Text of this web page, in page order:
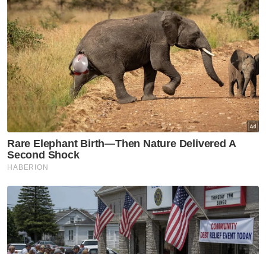
Berita Telus & Tulus menerusi E-Mel setiap
hari!
Pada Sabtu, media melaporkan sepasang
suami isteri diberkas polis di bazar Ramadan
dekat Kuala Selangor pada Jumaat
dipercayai membeli senjata api di Thailand
sebelum menjualnya kepada suspek.
Dua suspek masing-masing berumur 42 dan
40 tahun itu ditahan sepasukan pegawai dan
anggota JSJ Bukit Aman di bazar Ramadan di